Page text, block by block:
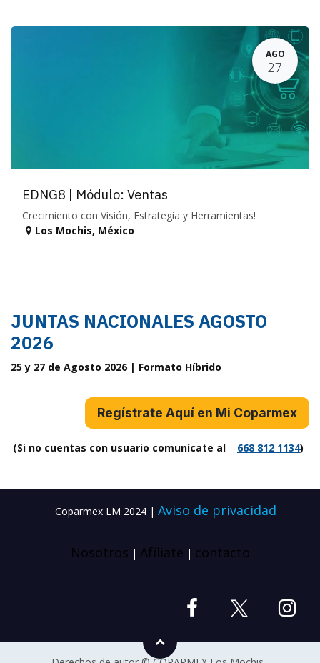
AGO
27
EDNG8 | Módulo: Ventas
Crecimiento con Visión, Estrategia y Herramientas!
Los Mochis, México
JUNTAS NACIONALES AGOSTO
2026
25 y 27 de Agosto 2026 | Formato Híbrido
Regístrate Aquí en Mi Coparmex
(Si no cuentas con usuario comunícate al 668 812​ 11​34)
Coparmex LM 2024 | Aviso de privacidad
Nosotros | Afíliate | contacto